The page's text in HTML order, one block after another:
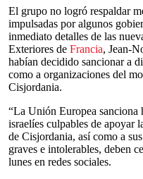
El grupo no logró respaldar
impulsadas por algunos
inmediato detalles de las
Exteriores de Francia, Jean-
habían decidido sancionar a
como a organizaciones del
Cisjordania.
“La Unión Europea sanciona
israelíes culpables de apoyar
de Cisjordania, así como a
graves e intolerables, deben
lunes en redes sociales.